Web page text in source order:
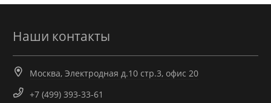
Наши контакты
Москва, Электродная д.10 стр.3, офис 20
+7 (499) 393-33-61